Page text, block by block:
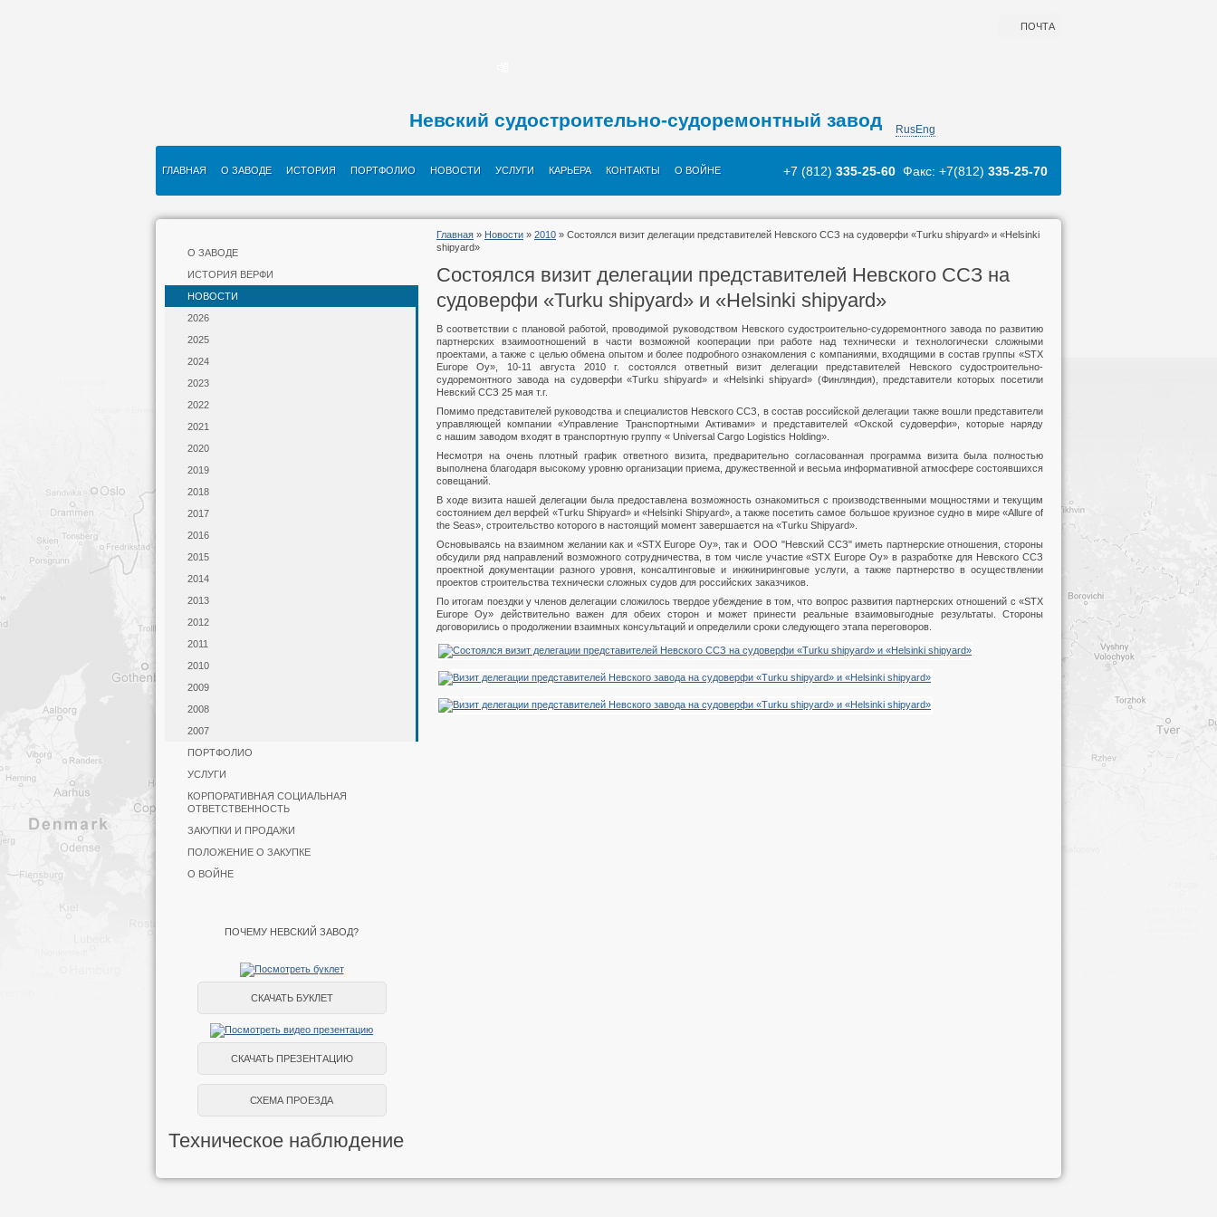
ПОЧТА
Невский судостроительно-судоремонтный завод RusEng
ГЛАВНАЯ О ЗАВОДЕ ИСТОРИЯ ПОРТФОЛИО НОВОСТИ УСЛУГИ КАРЬЕРА КОНТАКТЫ О ВОЙНЕ +7 (812) 335-25-60 Факс: +7(812) 335-25-70
О ЗАВОДЕ
ИСТОРИЯ ВЕРФИ
НОВОСТИ
2026
2025
2024
2023
2022
2021
2020
2019
2018
2017
2016
2015
2014
2013
2012
2011
2010
2009
2008
2007
ПОРТФОЛИО
УСЛУГИ
КОРПОРАТИВНАЯ СОЦИАЛЬНАЯ
ОТВЕТСТВЕННОСТЬ
ЗАКУПКИ И ПРОДАЖИ
ПОЛОЖЕНИЕ О ЗАКУПКЕ
О ВОЙНЕ
ПОЧЕМУ НЕВСКИЙ ЗАВОД?
СКАЧАТЬ БУКЛЕТ
СКАЧАТЬ ПРЕЗЕНТАЦИЮ
СХЕМА ПРОЕЗДА
Техническое наблюдение
Главная » Новости » 2010 » Состоялся визит делегации представителей Невского ССЗ на судоверфи «Turku shipyard» и «Helsinki
shipyard»
Состоялся визит делегации представителей Невского ССЗ на
судоверфи «Turku shipyard» и «Helsinki shipyard»
В соответствии с плановой работой, проводимой руководством Невского судостроительно-судоремонтного завода по развитию
партнерских взаимоотношений в части возможной кооперации при работе над технически и технологически сложными
проектами, а также с целью обмена опытом и более подробного ознакомления с компаниями, входящими в состав группы «STX
Europе Оу», 10-11 августа 2010 г. состоялся ответный визит делегации представителей Невского судостроительно-
судоремонтного завода на судоверфи «Turku shipyard» и «Helsinki shipyard» (Финляндия), представители которых посетили
Невский ССЗ 25 мая т.г.
Помимо представителей руководства и специалистов Невского ССЗ, в состав российской делегации также вошли представители
управляющей компании «Управление Транспортными Активами» и представителей «Окской судоверфи», которые наряду
с нашим заводом входят в транспортную группу « Universal Cargo Logistics Holding».
Несмотря на очень плотный график ответного визита, предварительно согласованная программа визита была полностью
выполнена благодаря высокому уровню организации приема, дружественной и весьма информативной атмосфере состоявшихся
совещаний.
В ходе визита нашей делегации была предоставлена возможность ознакомиться с производственными мощностями и текущим
состоянием дел верфей «Turku Shipyard» и «Helsinki Shipyard», а также посетить самое большое круизное судно в мире «Allure of
the Seas», строительство которого в настоящий момент завершается на «Turku Shipyard».
Основываясь на взаимном желании как и «STX Europе Оу», так и ООО "Невский ССЗ" иметь партнерские отношения, стороны
обсудили ряд направлений возможного сотрудничества, в том числе участие «STX Europе Оу» в разработке для Невского ССЗ
проектной документации разного уровня, консалтинговые и инжиниринговые услуги, а также партнерство в осуществлении
проектов строительства технически сложных судов для российских заказчиков.
По итогам поездки у членов делегации сложилось твердое убеждение в том, что вопрос развития партнерских отношений с «STX
Europе Оу» действительно важен для обеих сторон и может принести реальные взаимовыгодные результаты. Стороны
договорились о продолжении взаимных консультаций и определили сроки следующего этапа переговоров.